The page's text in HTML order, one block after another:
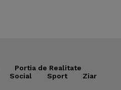
Portia de Realitate
Social Sport Ziar